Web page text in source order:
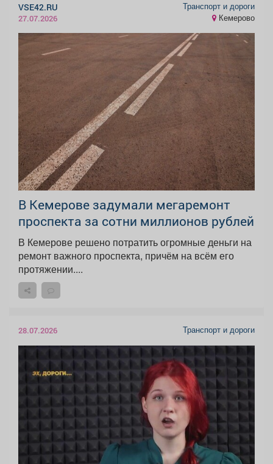
VSE42.RU
27.07.2026
Транспорт и дороги
Кемерово
В Кемерове задумали мегаремонт
проспекта за сотни миллионов рублей
В Кемерове решено потратить огромные деньги на
ремонт важного проспекта, причём на всём его
протяжении....
28.07.2026 Транспорт и дороги